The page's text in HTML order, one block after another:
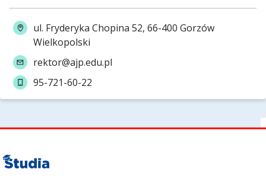
ul. Fryderyka Chopina 52, 66-400 Gorzów
Wielkopolski
rektor@ajp.edu.pl
95-721-60-22